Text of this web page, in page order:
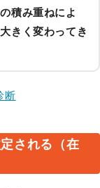
積み重ねによ
きく変わってき
断
される（在